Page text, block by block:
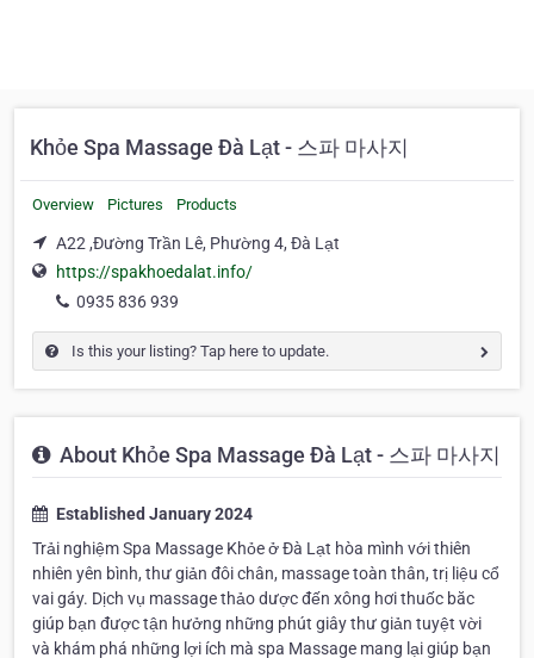
Khỏe Spa Massage Đà Lạt - 스파 마사지
Overview Pictures Products
A22 ,Đường Trần Lê, Phường 4, Đà Lạt
https://spakhoedalat.info/
0935 836 939
Is this your listing? Tap here to update.
About Khỏe Spa Massage Đà Lạt - 스파 마사지
Established January 2024
Trải nghiệm Spa Massage Khỏe ở Đà Lạt hòa mình với thiên
nhiên yên bình, thư giản đôi chân, massage toàn thân, trị liệu cổ
vai gáy. Dịch vụ massage thảo dược đến xông hơi thuốc băc
giúp bạn được tận hưởng những phút giây thư giản tuyệt vời
và khám phá những lợi ích mà spa Massage mang lại giúp bạn